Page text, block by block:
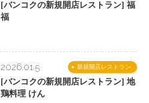
[バンコクの新規開店レストラン] 福
福
新規開店レストラン
2026.01.5
[バンコクの新規開店レストラン] 地
鶏料理 けん